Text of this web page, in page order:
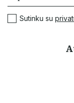
Sutinku su